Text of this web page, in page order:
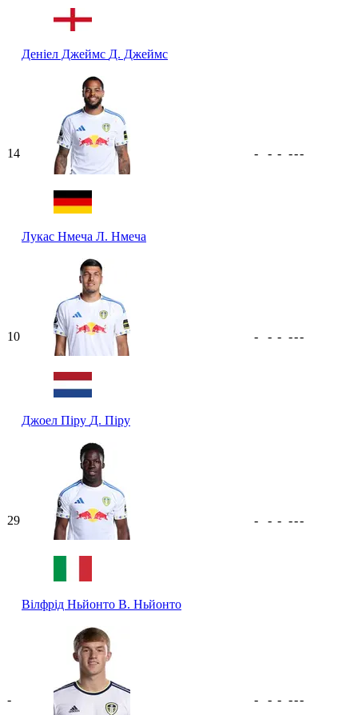
Деніел Джеймс Д. Джеймс
14
Лукас Нмеча Л. Нмеча
- - - ---
10
Джоел Піру Д. Піру
- - - ---
29
Вілфрід Ньйонто В. Ньйонто
- - - ---
- - - - ---